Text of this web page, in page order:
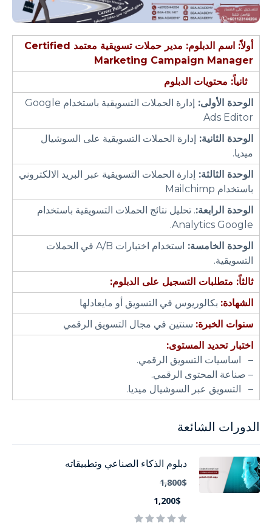
أولاً: اسم الدبلوم: مدير حملات تسويقية معتمد Certified
Marketing Campaign Manager
ثانياً: محتويات الدبلوم
الوحدة الأولى:
إدارة الحملات التسويقية باستخدام Google
Ads Editor
الوحدة الثانية: إدارة الحملات التسويقية على السوشيال
ميديا.
الوحدة الثالثة: إدارة الحملات التسويقية عبر البريد الالكتروني
باستخدام Mailchimp
الوحدة الرابعة:. تحليل نتائج الحملات التسويقية باستخدام
Analytics Google.
الوحدة الخامسة:
استخدام اختبارات A/B في الحملات
التسويقية.
ثالثاً: متطلبات التسجيل على الدبلوم:
الشهادة: بكالوريوس في التسويق أو مايعادلها
سنوات الخبرة: سنتين في مجال التسويق الرقمي
اختبار تحديد المستوى:
– اساسيات التسويق الرقمي.
– صناعة المحتوى الرقمي.
– التسويق عبر السوشيال ميديا.
الدورات الشائعة
دبلوم الذكاء الصناعي وتطبيقاته
1,800$
1,200$